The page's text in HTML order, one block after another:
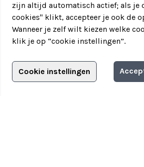
Filter jouw
Adverteren?
Adverteerdersopties
zijn altijd automatisch actief; als je
cookies" klikt, accepteer je ook de
Wanneer je zelf wilt kiezen welke
klik je op “cookie instellingen”.
Cookie instellingen